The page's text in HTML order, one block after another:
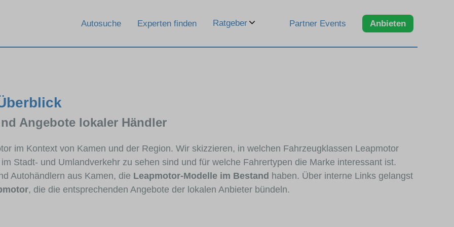
Autosuche Experten finden Ratgeber Partner Events Anbieten
Angebote lokaler Händler
im Kontext von Kamen und der Region. Wir skizzieren, in welchen Fahrzeugklassen Leapmotor
Stadt- und Umlandverkehr zu sehen sind und für welche Fahrertypen die Marke interessant ist.
Autohändlern aus Kamen, die Leapmotor-Modelle im Bestand haben. Über interne Links gelangst
, die die entsprechenden Angebote der lokalen Anbieter bündeln.